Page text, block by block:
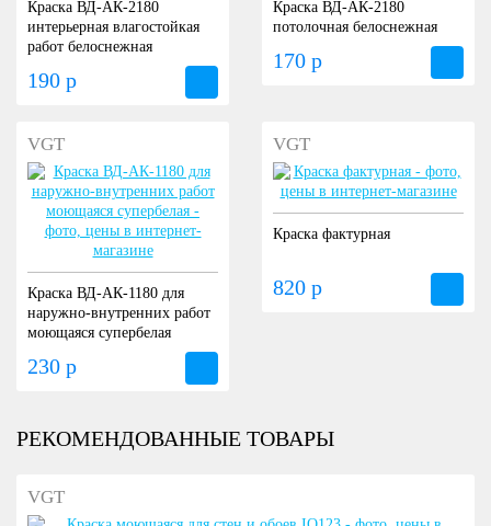
Краска ВД-АК-2180
интерьерная влагостойкая
работ белоснежная
190 р
Краска ВД-АК-2180
потолочная белоснежная
170 р
VGT
Краска ВД-АК-1180 для
наружно-внутренних работ
моющаяся супербелая
230 р
VGT
Краска фактурная
820 р
РЕКОМЕНДОВАННЫЕ ТОВАРЫ
VGT